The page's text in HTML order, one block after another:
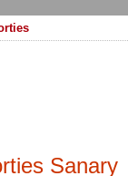
Sanary